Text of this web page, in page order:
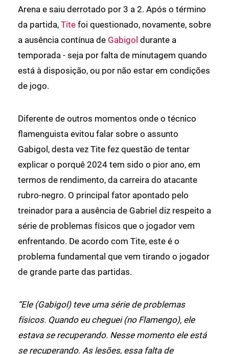
Arena e saiu derrotado por 3 a 2. Após o término
da partida, Tite foi questionado, novamente, sobre
a ausência contínua de Gabigol durante a
temporada - seja por falta de minutagem quando
está à disposição, ou por não estar em condições
de jogo.
Diferente de outros momentos onde o técnico
flamenguista evitou falar sobre o assunto
Gabigol, desta vez Tite fez questão de tentar
explicar o porquê 2024 tem sido o pior ano, em
termos de rendimento, da carreira do atacante
rubro-negro. O principal fator apontado pelo
treinador para a ausência de Gabriel diz respeito a
série de problemas físicos que o jogador vem
enfrentando. De acordo com Tite, este é o
problema fundamental que vem tirando o jogador
de grande parte das partidas.
“Ele (Gabigol) teve uma série de problemas
físicos. Quando eu cheguei (no Flamengo), ele
estava se recuperando. Nesse momento ele está
se recuperando. As lesões, essa falta de